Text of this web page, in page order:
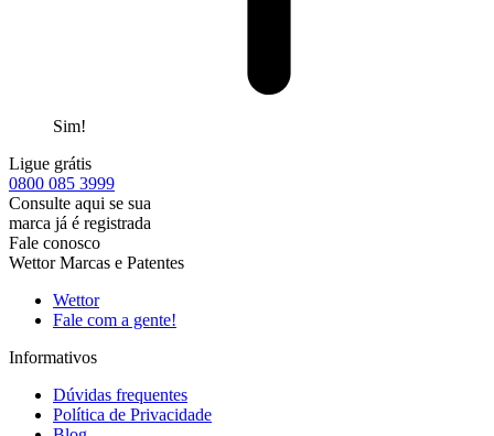
Sim!
Ligue grátis
0800 085 3999
Consulte aqui se sua
marca já é registrada
Fale conosco
Wettor Marcas e Patentes
Wettor
Fale com a gente!
Informativos
Dúvidas frequentes
Política de Privacidade